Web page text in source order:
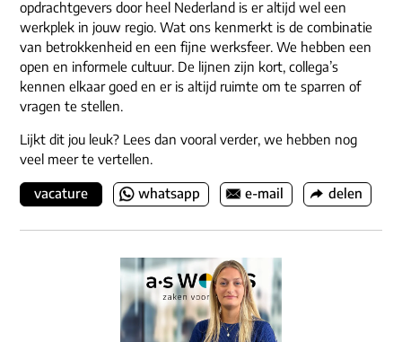
opdrachtgevers door heel Nederland is er altijd wel een
werkplek in jouw regio. Wat ons kenmerkt is de combinatie
van betrokkenheid en een fijne werksfeer. We hebben een
open en informele cultuur. De lijnen zijn kort, collega’s
kennen elkaar goed en er is altijd ruimte om te sparren of
vragen te stellen.
Lijkt dit jou leuk? Lees dan vooral verder, we hebben nog
veel meer te vertellen.
vacature whatsapp e-mail delen